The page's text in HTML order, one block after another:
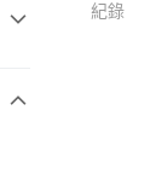
紀錄